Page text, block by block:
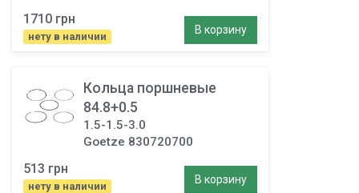
1710 грн
нету в наличии
В корзину
Кольца поршневые
84.8+0.5
1.5-1.5-3.0
Goetze 830720700
513 грн
нету в наличии
В корзину